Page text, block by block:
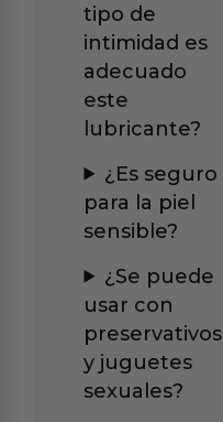
tipo de
intimidad es
adecuado
este
lubricante?
¿Es seguro
para la piel
sensible?
¿Se puede
usar con
preservativos
y juguetes
sexuales?